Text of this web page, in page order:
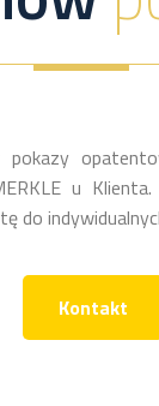
u
do
Kontakt